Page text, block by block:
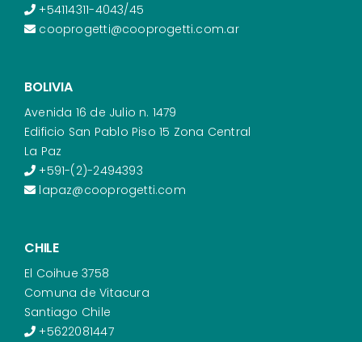
+54114311-4043/45
cooprogetti@cooprogetti.com.ar
BOLIVIA
Avenida 16 de Julio n. 1479
Edificio San Pablo Piso 15 Zona Central
La Paz
+591-(2)-2494393
lapaz@cooprogetti.com
CHILE
El Coihue 3758
Comuna de Vitacura
Santiago Chile
+5622081447